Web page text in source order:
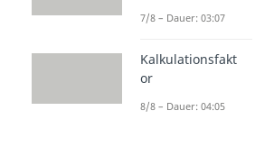
7/8 – Dauer: 03:07
Kalkulationsfakt
or
8/8 – Dauer: 04:05